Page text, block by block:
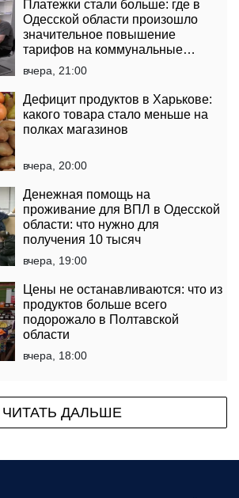
Платежки стали больше: где в
Одесской области произошло
значительное повышение
тарифов на коммунальные
услуги
вчера, 21:00
Дефицит продуктов в Харькове:
какого товара стало меньше на
полках магазинов
вчера, 20:00
Денежная помощь на
проживание для ВПЛ в Одесской
области: что нужно для
получения 10 тысяч
вчера, 19:00
Цены не останавливаются: что из
продуктов больше всего
подорожало в Полтавской
области
вчера, 18:00
ЧИТАТЬ ДАЛЬШЕ